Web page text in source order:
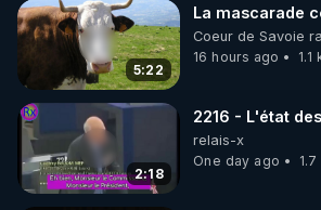
https://www.envol.app/code
________________
▶ Telegram : https://t.me/rgnr_fr
▶ Facebook :
https://www.facebook.com/
https://www.instagram.com/
r
5:22
La mascarade
Coeur de Savoie
16 hours ago
1.1
2:18
2216 - L'état
relais-x
One day ago